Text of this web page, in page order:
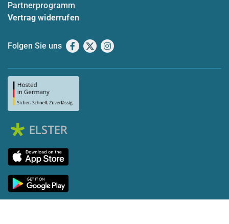
Partnerprogramm
Vertrag widerrufen
Folgen Sie uns Facebook
X Instagram